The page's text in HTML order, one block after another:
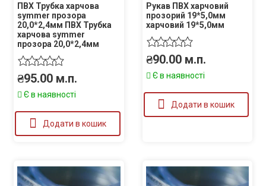
ПВХ Трубка харчова
symmer прозора
20,0*2,4мм ПВХ Трубка
харчова symmer
прозора 20,0*2,4мм
₴95.00 м.п.
Є в наявності
Додати в кошик
Рукав ПВХ харчовий
прозорий 19*5,0мм
харчовий 19*5,0мм
₴90.00 м.п.
Є в наявності
Додати в кошик